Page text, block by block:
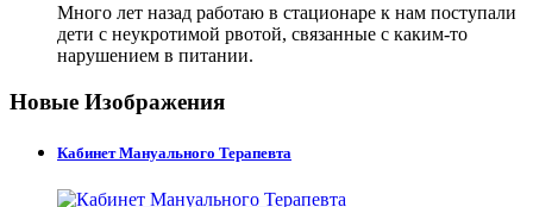
Много лет назад работаю в стационаре к нам поступали
дети с неукротимой рвотой, связанные с каким-то
нарушением в питании.
Новые Изображения
Кабинет Мануального Терапевта